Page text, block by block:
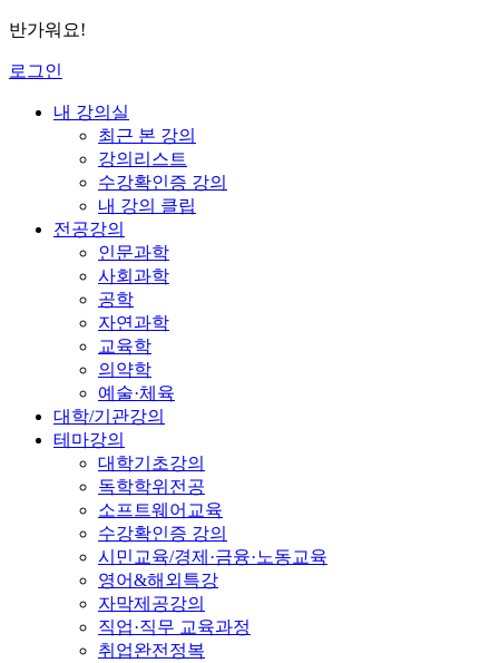
반가워요!
로그인
내 강의실
최근 본 강의
강의리스트
수강확인증 강의
내 강의 클립
전공강의
인문과학
사회과학
공학
자연과학
교육학
의약학
예술·체육
대학/기관강의
테마강의
대학기초강의
독학학위전공
소프트웨어교육
수강확인증 강의
시민교육/경제·금융·노동교육
영어&해외특강
자막제공강의
직업·직무 교육과정
취업완전정복